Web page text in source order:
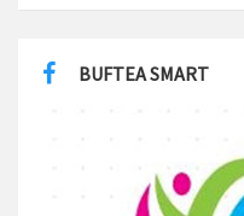
BUFTEA SMART